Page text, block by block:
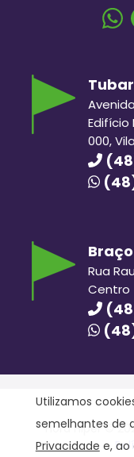
Edifício
000,
Rua
Centro
Hora Hiper ©
Utilizamos
semelhantes de
Privacidade e,